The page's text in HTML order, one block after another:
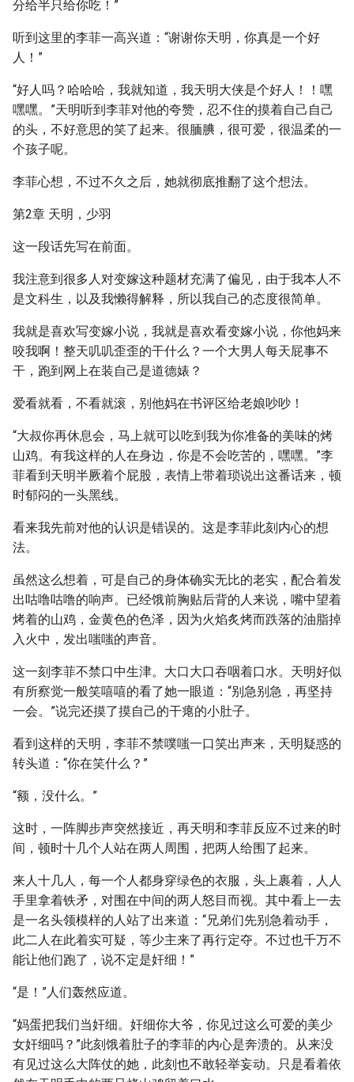
分给半只给你吃！”
听到这里的李菲一高兴道：“谢谢你天明，你真是一个好
人！”
“好人吗？哈哈哈，我就知道，我天明大侠是个好人！！嘿
嘿嘿。”天明听到李菲对他的夸赞，忍不住的摸着自己自己
的头，不好意思的笑了起来。很腼腆，很可爱，很温柔的一
个孩子呢。
李菲心想，不过不久之后，她就彻底推翻了这个想法。
第2章 天明，少羽
这一段话先写在前面。
我注意到很多人对变嫁这种题材充满了偏见，由于我本人不
是文科生，以及我懒得解释，所以我自己的态度很简单。
我就是喜欢写变嫁小说，我就是喜欢看变嫁小说，你他妈来
咬我啊！整天叽叽歪歪的干什么？一个大男人每天屁事不
干，跑到网上在装自己是道德婊？
爱看就看，不看就滚，别他妈在书评区给老娘吵吵！
“大叔你再休息会，马上就可以吃到我为你准备的美味的烤
山鸡。有我这样的人在身边，你是不会吃苦的，嘿嘿。”李
菲看到天明半厥着个屁股，表情上带着琐说出这番话来，顿
时郁闷的一头黑线。
看来我先前对他的认识是错误的。这是李菲此刻内心的想
法。
虽然这么想着，可是自己的身体确实无比的老实，配合着发
出咕噜咕噜的响声。已经饿前胸贴后背的人来说，嘴中望着
烤着的山鸡，金黄色的色泽，因为火焰炙烤而跌落的油脂掉
入火中，发出嗤嗤的声音。
这一刻李菲不禁口中生津。大口大口吞咽着口水。天明好似
有所察觉一般笑嘻嘻的看了她一眼道：“别急别急，再坚持
一会。”说完还摸了摸自己的干瘪的小肚子。
看到这样的天明，李菲不禁噗嗤一口笑出声来，天明疑惑的
转头道：“你在笑什么？”
“额，没什么。”
这时，一阵脚步声突然接近，再天明和李菲反应不过来的时
间，顿时十几个人站在两人周围，把两人给围了起来。
来人十几人，每一个人都身穿绿色的衣服，头上裹着，人人
手里拿着铁矛，对围在中间的两人怒目而视。其中看上一去
是一名头领模样的人站了出来道：“兄弟们先别急着动手，
此二人在此着实可疑，等少主来了再行定夺。不过也千万不
能让他们跑了，说不定是奸细！”
“是！”人们轰然应道。
“妈蛋把我们当奸细。奸细你大爷，你见过这么可爱的美少
女奸细吗？”此刻饿着肚子的李菲的内心是奔溃的。从来没
有见过这么大阵仗的她，此刻也不敢轻举妄动。只是看着依